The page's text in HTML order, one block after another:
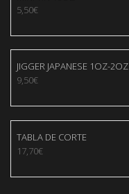
5,50€
JIGGER JAPANESE 1OZ-2OZ
9,50€
TABLA DE CORTE
17,70€